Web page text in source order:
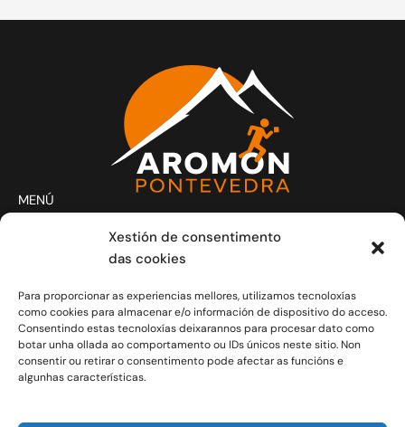
Xestión de consentimento
das cookies
Para proporcionar as experiencias mellores, utilizamos tecnoloxías
como cookies para almacenar e/o información de dispositivo do acceso.
Consentindo estas tecnoloxías deixarannos para procesar dato como
botar unha ollada ao comportamento ou IDs únicos neste sitio. Non
consentir ou retirar o consentimento pode afectar as funcións e
algunhas características.
MENÚ
Actividades
Novas
CONTACTO
Xoves e Venres laborais de 20.30h a 21.30h.
info@aromon.gal